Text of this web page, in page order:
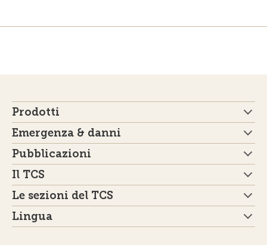
Prodotti
Emergenza & danni
Pubblicazioni
Il TCS
Le sezioni del TCS
Lingua